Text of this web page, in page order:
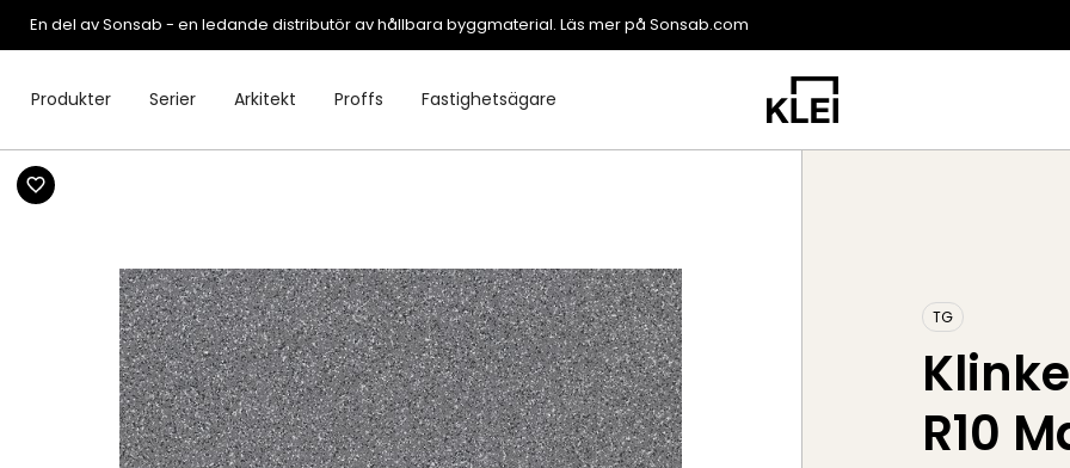
En del av Sonsab - en ledande distributör av hållbara byggmaterial. Läs mer på Sonsab.com
Produkter Serier Arkitekt Proffs Fastighetsägare
TG
R10